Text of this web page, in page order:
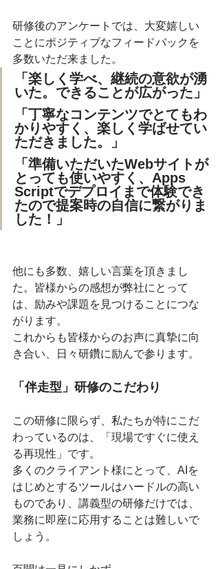
研修後のアンケートでは、大変嬉しい
ことにポジティブなフィードバックを
多数いただ来ました。
「楽しく学べ、継続の意欲が湧
いた。できることが広がった」
「丁寧なコンテンツでとてもわ
かりやすく、楽しく学ばせてい
ただきました。」
「準備いただいたWebサイトが
とっても使いやすく、Apps
Scriptでデプロイまで体験でき
たので提案時の自信に繋がりま
した！」
他にも多数、嬉しい言葉を頂きまし
た。皆様からの感想が弊社にとって
は、励みや課題を見つけることにつな
がります。
これからも皆様からのお声に真摯に向
き合い、日々研鑽に励んで参ります。
「伴走型」研修のこだわり
この研修に限らず、私たちが特にこだ
わっているのは、「現場ですぐに使え
る再現性」です。
多くのクライアント様にとって、AIを
はじめとするツールはハードルの高い
ものであり、講義型の研修だけでは、
業務に即座に応用することは難しいで
しょう。